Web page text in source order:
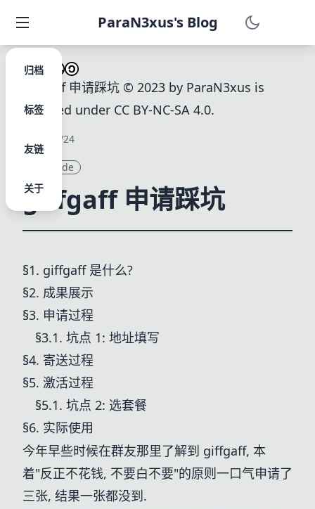
归档
标签
友链
关于
ParaN3xus's Blog
giffgaff 申请踩坑 © 2023 by ParaN3xus is
licensed under CC BY-NC-SA 4.0.
2023/10/24
35views
Free Ride
giffgaff 申请踩坑
§1. giffgaff 是什么?
§2. 成果展示
§3. 申请过程
§3.1. 坑点 1: 地址填写
§4. 寄送过程
§5. 激活过程
§5.1. 坑点 2: 选套餐
§6. 实际使用
今年早些时候在群友那里了解到 giffgaff, 本
着"反正不花钱, 不要白不要"的原则一口气申请了
三张, 结果一张都没到.